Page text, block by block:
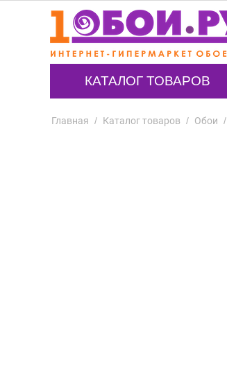
КАТАЛОГ ТОВАРОВ
Главная / Каталог товаров / Обои /